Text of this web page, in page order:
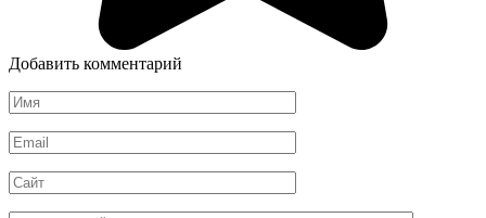
Добавить комментарий
Имя
*
Email
*
Сайт